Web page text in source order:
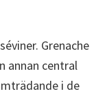
Grenache
annan central
i de